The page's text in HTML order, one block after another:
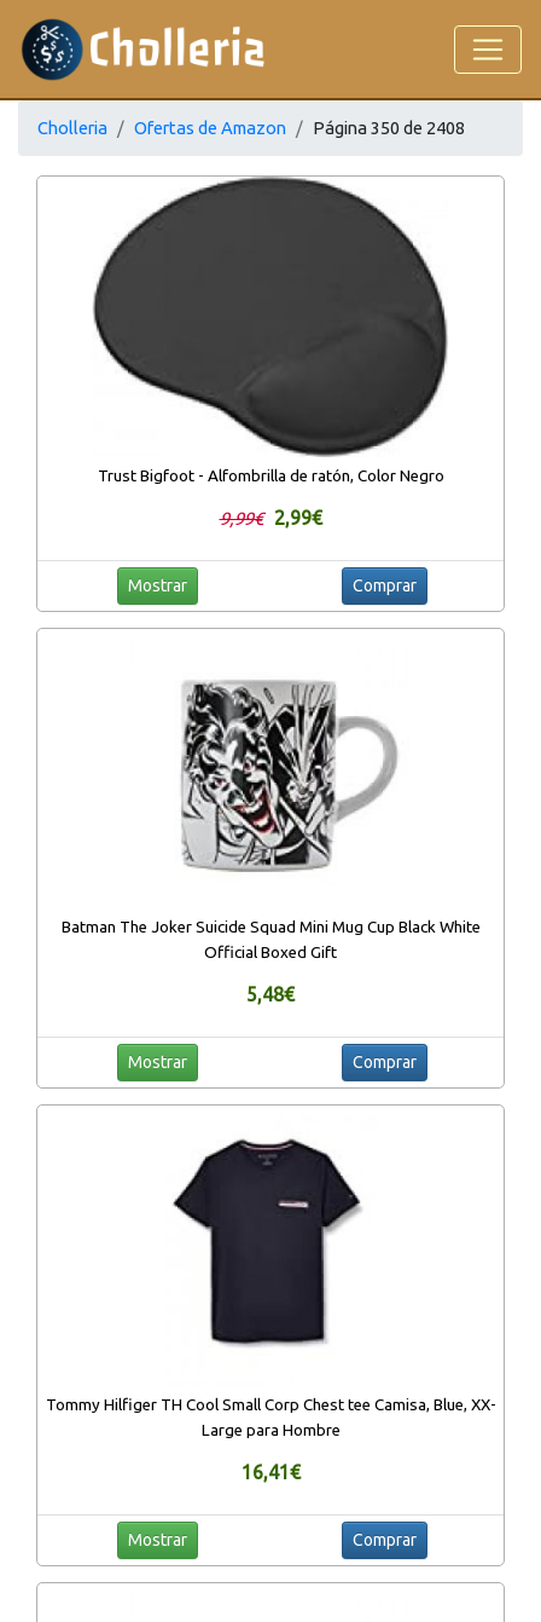
Cholleria Ofertas de Amazon Página 350 de 2408
Trust Bigfoot - Alfombrilla de ratón, Color Negro
9,99€ 2,99€
Mostrar Comprar
Batman The Joker Suicide Squad Mini Mug Cup Black White
Official Boxed Gift
5,48€
Mostrar Comprar
Tommy Hilfiger TH Cool Small Corp Chest tee Camisa, Blue, XX-
Large para Hombre
16,41€
Mostrar Comprar